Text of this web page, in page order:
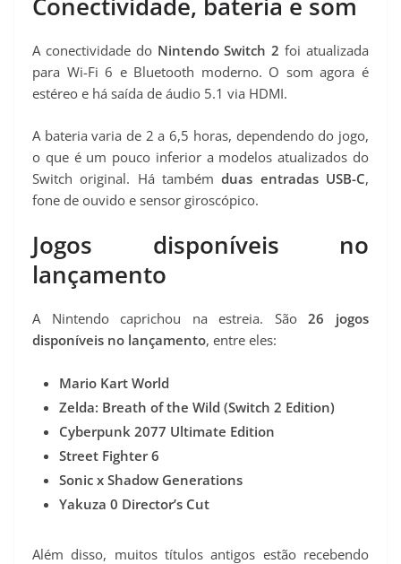
A conectividade do Nintendo Switch 2 foi atualizada
para Wi-Fi 6 e Bluetooth moderno. O som agora é
estéreo e há saída de áudio 5.1 via HDMI.
A bateria varia de 2 a 6,5 horas, dependendo do jogo,
o que é um pouco inferior a modelos atualizados do
Switch original. Há tambémduas entradas USB-C,
fone de ouvido e sensor giroscópico.
Jogos disponíveis no
lançamento
A Nintendo caprichou na estreia. São26 jogos
disponíveis no lançamento, entre eles:
Mario Kart World
Zelda: Breath of the Wild (Switch 2 Edition)
Cyberpunk 2077 Ultimate Edition
Street Fighter 6
Sonic x Shadow Generations
Yakuza 0 Director’s Cut
Além disso, muitos títulos antigos estão recebendo